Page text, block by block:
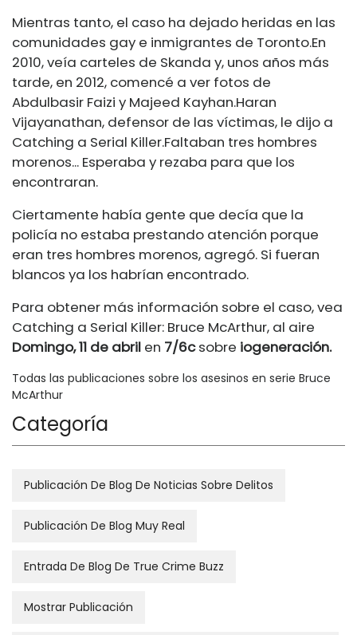
Mientras tanto, el caso ha dejado heridas en las
comunidades gay e inmigrantes de Toronto.En
2010, veía carteles de Skanda y, unos años más
tarde, en 2012, comencé a ver fotos de
Abdulbasir Faizi y Majeed Kayhan.Haran
Vijayanathan, defensor de las víctimas, le dijo a
Catching a Serial Killer.Faltaban tres hombres
morenos... Esperaba y rezaba para que los
encontraran.
Ciertamente había gente que decía que la
policía no estaba prestando atención porque
eran tres hombres morenos, agregó. Si fueran
blancos ya los habrían encontrado.
Para obtener más información sobre el caso, vea
Catching a Serial Killer: Bruce McArthur, al aire
Domingo,11 de abril en 7/6csobre iogeneración.
Todas las publicaciones sobre los asesinos en serie Bruce
McArthur
Categoría
Publicación De Blog De Noticias Sobre Delitos
Publicación De Blog Muy Real
Entrada De Blog De True Crime Buzz
Mostrar Publicación